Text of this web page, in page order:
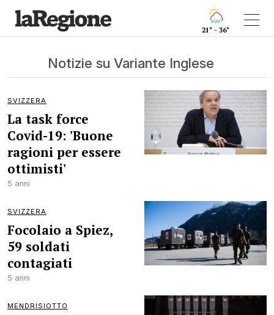
21° - 36°
Notizie su Variante Inglese
SVIZZERA
La task force
Covid-19: 'Buone
ragioni per essere
ottimisti'
5 anni
SVIZZERA
Focolaio a Spiez,
59 soldati
contagiati
5 anni
MENDRISIOTTO